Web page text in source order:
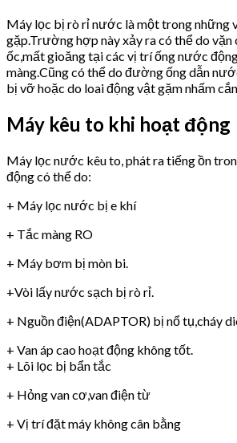
Máy lọc bị rò rỉ nước là một trong những
gặp.Trường hợp này xảy ra có thể do vặn
ốc,mất gioăng tại các vị trí ống nước
màng.Cũng có thể do đường ống dẫn
bị vỡ hoặc do loai động vật gặm nhấm
Máy kêu to khi hoạt động
Máy lọc nước kêu to, phát ra tiếng ồn
động có thể do:
+ Máy lọc nước bị e khí
+ Tắc màng RO
+ Máy bơm bị mòn bi.
+Vòi lấy nước sạch bị rò rỉ.
+ Nguồn điện(ADAPTOR) bị nổ tụ,cháy
+ Van áp cao hoạt động không tốt.
+ Lõi lọc bị bẩn tắc
+ Hỏng van cơ,van điện từ
+ Vị trí đặt máy không cân bằng